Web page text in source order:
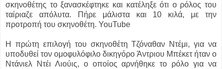
σκηνοθέτης το ξανασκέφτηκε και κατέληξε ότι ο ρόλος του
ταίριαζε απόλυτα. Πήρε μάλιστα και 10 κιλά, με την
προτροπή του σκηνοθέτη. YouTube
Η πρώτη επιλογή του σκηνοθέτη Τζόναθαν Ντέμι, για να
υποδυθεί τον ομοφυλόφιλο δικηγόρο Άντριου Μπέκετ ήταν ο
Ντάνιελ Ντέι Λιούις, ο οποίος αρνήθηκε το ρόλο για να